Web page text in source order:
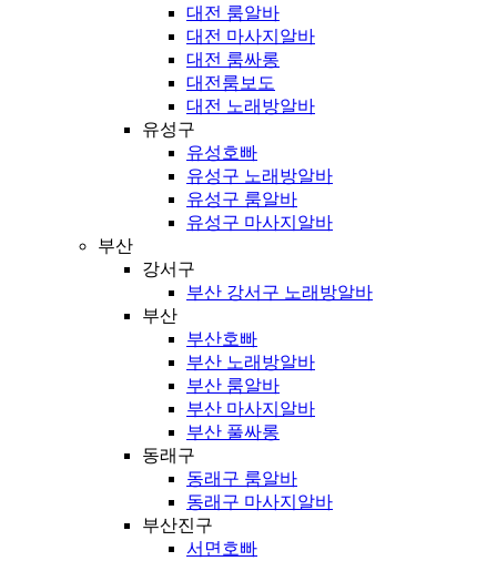
대전 룸알바
대전 마사지알바
대전 룸싸롱
대전룸보도
대전 노래방알바
유성구
유성호빠
유성구 노래방알바
유성구 룸알바
유성구 마사지알바
부산
강서구
부산 강서구 노래방알바
부산
부산호빠
부산 노래방알바
부산 룸알바
부산 마사지알바
부산 풀싸롱
동래구
동래구 룸알바
동래구 마사지알바
부산진구
서면호빠